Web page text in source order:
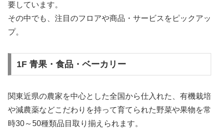
要しています。
その中でも、注目のフロアや商品・サービスをピックアッ
プ。
1F 青果・食品・ベーカリー
関東近県の農家を中心とした全国から仕入れた、有機栽培
や減農薬などこだわりを持って育てられた野菜や果物を常
時30～50種類品目取り揃えられます。